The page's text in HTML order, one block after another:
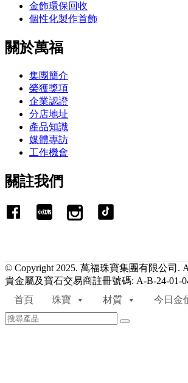
金飾環保回收
個性化製作首飾
關於萬福
集團簡介
榮獲獎項
企業認證
分店地址
產品知識
媒體專訪
工作機會
關註我們
© Copyright 2025. 萬福珠寶集團有限公司.
貴金屬及寶石交易商註冊號碼: A-B-24-01-
首頁
珠寶 材質 今日金